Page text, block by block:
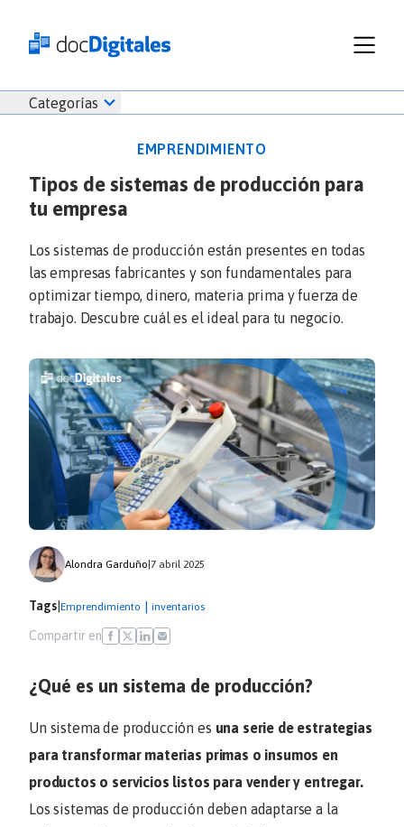
Empresas
Prueba Gratis
Ventas 686 520 0479
Iniciar
sesión
Línea
docDigitales
Categorías
Inicio
Nómina
Emprendimiento
Noticias
Comunicados
EMPRENDIMIENTO
Tipos de sistemas de producción para
tu empresa
Los sistemas de producción están presentes en todas
las empresas fabricantes y son fundamentales para
optimizar tiempo, dinero, materia prima y fuerza de
trabajo. Descubre cuál es el ideal para tu negocio.
Alondra Garduño 7 abril 2025
Tags Emprendimiento | inventarios
Compartir en
¿Qué es un sistema de producción?
Un sistema de producción es una serie de estrategias
para transformar materias primas o insumos en
productos o servicios listos para vender y entregar.
Los sistemas de producción deben adaptarse a la